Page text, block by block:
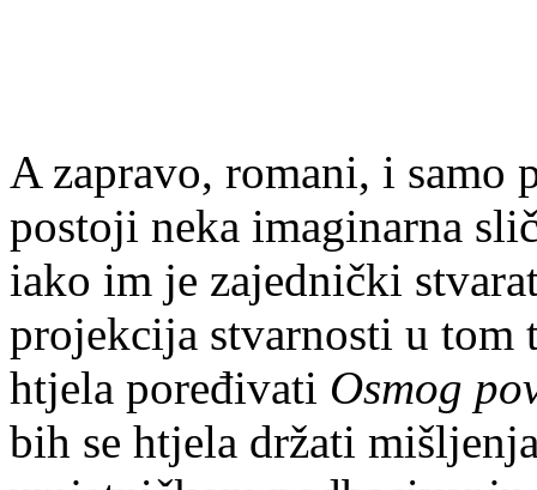
A zapravo, romani, i samo
postoji neka imaginarna
iako im je zajednički
projekcija stvarnosti u tom
htjela poređivati Osmog
bih se htjela držati